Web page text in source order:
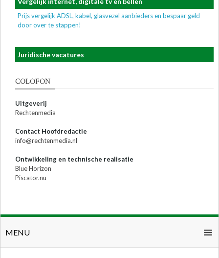
Prijs vergelijk ADSL, kabel, glasvezel aanbieders en bespaar geld
door over te stappen!
Juridische vacatures
COLOFON
Uitgeverij
Rechtenmedia
Contact Hoofdredactie
info@rechtenmedia.nl
Ontwikkeling en technische realisatie
Blue Horizon
Piscator.nu
MENU